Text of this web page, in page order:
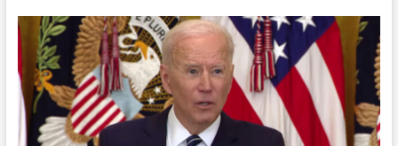
імунітет
для
експрезидентів
США,
які
вчинили
злочини